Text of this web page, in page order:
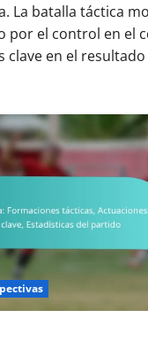
La batalla táctica
por el control en el
clave en el